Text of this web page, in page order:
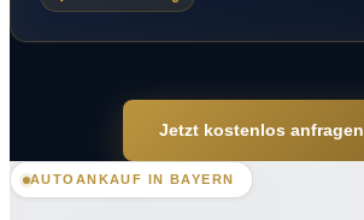
Jetzt kostenlos anfragen
AUTOANKAUF IN BAYERN